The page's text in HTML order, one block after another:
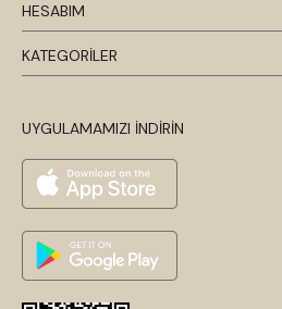
HESABIM
KATEGORİLER
UYGULAMAMIZI İNDİRİN